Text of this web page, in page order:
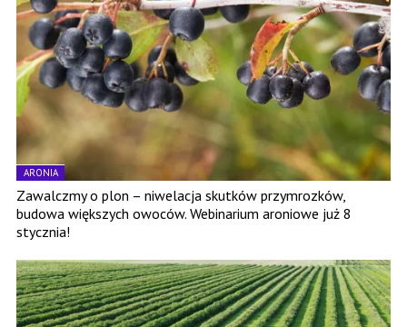
ARONIA
Zawalczmy o plon – niwelacja skutków przymrozków,
budowa większych owoców. Webinarium aroniowe już 8
stycznia!